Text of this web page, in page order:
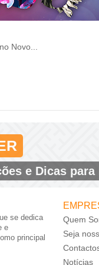
Novo...
e Dicas para
se dedica
e
principal
Quem
Seja
Notícias